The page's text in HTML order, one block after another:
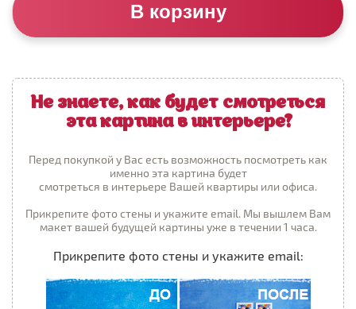
В корзину
Не знаете, как будет смотреться
эта картина в интерьере?
Перед покупкой у Вас есть возможность посмотреть как
именно эта картина будет
смотреться в интерьере Вашей квартиры или офиса.
Прикрепите фото стены и укажите email. Мы вышлем Вам
макет вашей будущей картины уже в течении 1 часа.
Прикрепите фото стены и укажите email: